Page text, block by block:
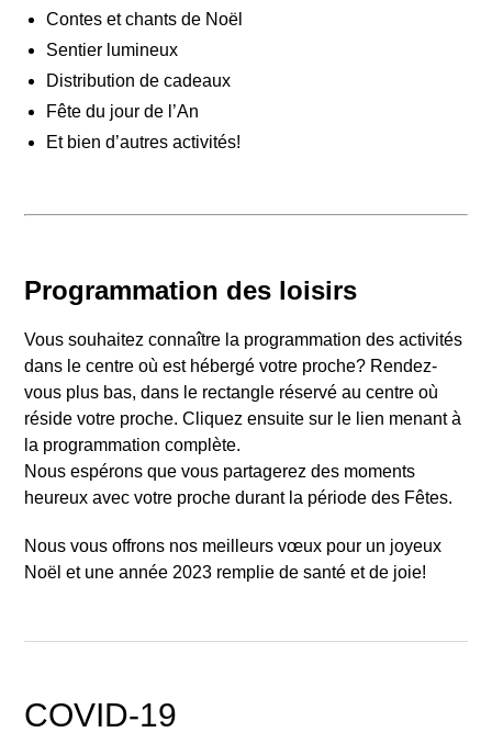
Contes et chants de Noël
Sentier lumineux
Distribution de cadeaux
Fête du jour de l’An
Et bien d’autres activités!
Programmation des loisirs
Vous souhaitez connaître la programmation des activités
dans le centre où est hébergé votre proche? Rendez-
vous plus bas, dans le rectangle réservé au centre où
réside votre proche. Cliquez ensuite sur le lien menant à
la programmation complète.
Nous espérons que vous partagerez des moments
heureux avec votre proche durant la période des Fêtes.
Nous vous offrons nos meilleurs vœux pour un joyeux
Noël et une année 2023 remplie de santé et de joie!
COVID-19